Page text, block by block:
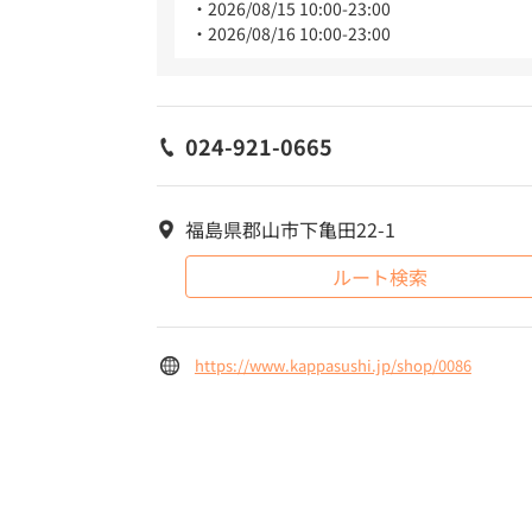
2026/08/15 10:00-23:00
2026/08/16 10:00-23:00
024-921-0665
福島県郡山市下亀田22-1
ルート検索
https://www.kappasushi.jp/shop/0086